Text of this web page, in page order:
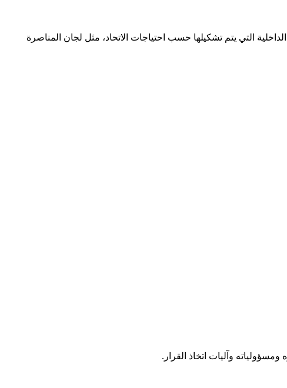
التي يتم تشكيلها حسب احتياجات الاتحاد، مثل لجان المناصرة
وآليات اتخاذ القرار.